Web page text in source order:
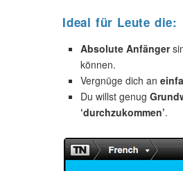
Ideal für Leute die:
Absolute Anfänger
können.
Vergnüge dich an
Du willst genug
‘durchzukommen’.